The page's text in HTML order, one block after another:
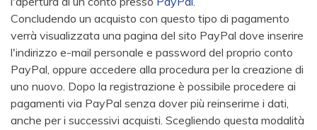
Concludendo un acquisto con questo tipo di pagamento
verrà visualizzata una pagina del sito PayPal dove inserire
l'indirizzo e-mail personale e password del proprio conto
PayPal, oppure accedere alla procedura per la creazione di
uno nuovo. Dopo la registrazione è possibile procedere ai
pagamenti via PayPal senza dover più reinserirne i dati,
anche per i successivi acquisti. Scegliendo questa modalità